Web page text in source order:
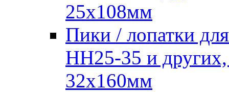
25х108мм
Пики / лопатки
HH25-35 и
32х160мм